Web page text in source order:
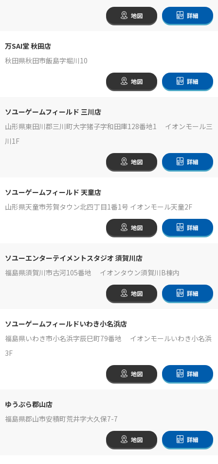
地図 詳細
万SAI堂 秋田店
秋田県秋田市飯島字堀川10
地図 詳細
ソユーゲームフィールド 三川店
山形県東田川郡三川町大字猪子字和田庫128番地1 イオンモール三
川1F
地図 詳細
ソユーゲームフィールド 天童店
山形県天童市芳賀タウン北四丁目1番1号 イオンモール天童2F
地図 詳細
ソユーエンターテイメントスタジオ 須賀川店
福島県須賀川市古河105番地 イオンタウン須賀川B棟内
地図 詳細
ソユーゲームフィールドいわき小名浜店
福島県いわき市小名浜字辰巳町79番地 イオンモールいわき小名浜
3F
地図 詳細
ゆうぷら郡山店
福島県郡山市安積町荒井字大久保7-7
地図 詳細